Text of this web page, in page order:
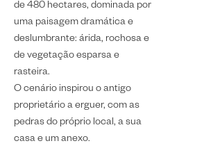
de 480 hectares, dominada por
uma paisagem dramática e
deslumbrante: árida, rochosa e
de vegetação esparsa e
rasteira.
O cenário inspirou o antigo
proprietário a erguer, com as
pedras do próprio local, a sua
casa e um anexo.